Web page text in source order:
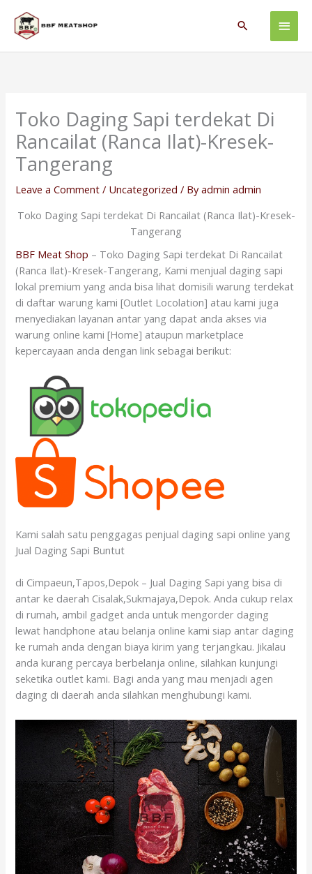
content
Main
Search
Toko Daging Sapi terdekat Di
Rancailat (Ranca Ilat)-Kresek-
Tangerang
Leave a Comment / Uncategorized / Byadmin admin
Toko Daging Sapi terdekat Di Rancailat (Ranca Ilat)-Kresek-
Tangerang
BBF Meat Shop – Toko Daging Sapi terdekat Di Rancailat
(Ranca Ilat)-Kresek-Tangerang, Kami menjual daging sapi
lokal premium yang anda bisa lihat domisili warung terdekat
di daftar warung kami [Outlet Locolation] atau kami juga
menyediakan layanan antar yang dapat anda akses via
warung online kami [Home] ataupun marketplace
kepercayaan anda dengan link sebagai berikut:
Kami salah satu penggagas penjual daging sapi online yang
Jual Daging Sapi Buntut
di Cimpaeun,Tapos,Depok – Jual Daging Sapi yang bisa di
antar ke daerah Cisalak,Sukmajaya,Depok. Anda cukup relax
di rumah, ambil gadget anda untuk mengorder daging
lewat handphone atau belanja online kami siap antar daging
ke rumah anda dengan biaya kirim yang terjangkau. Jikalau
anda kurang percaya berbelanja online, silahkan kunjungi
seketika outlet kami. Bagi anda yang mau menjadi agen
daging di daerah anda silahkan menghubungi kami.